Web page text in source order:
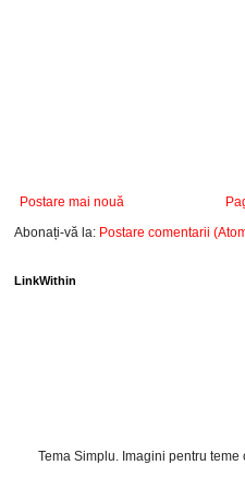
Postare mai nouă
Abonați-vă la: Postare comentarii
LinkWithin
Tema Simplu. Imagini pentru teme